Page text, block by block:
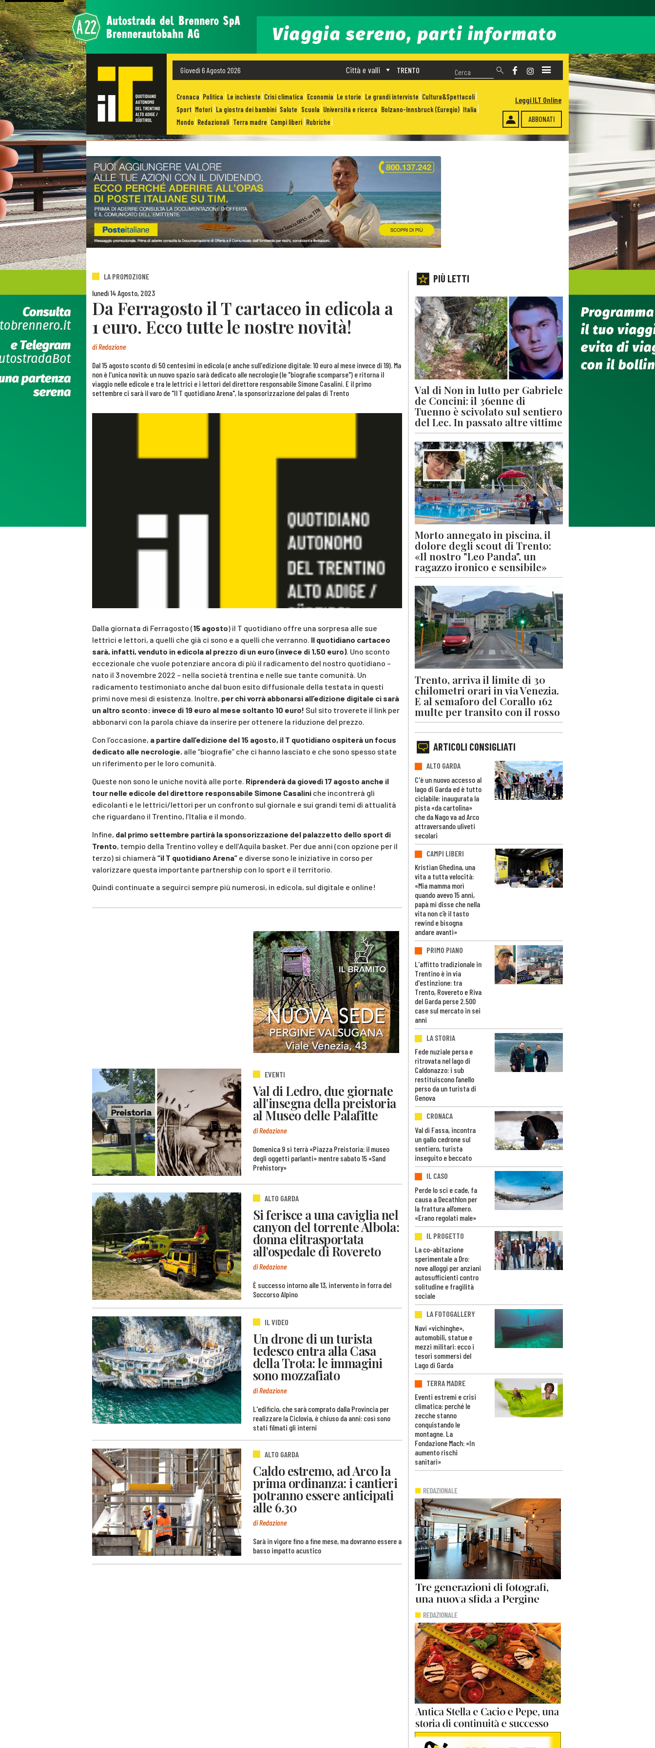
Giovedì 6 Agosto 2026 TRENTO
Città e valli
Cronaca Politica Le inchieste Crisi climatica Economia Le storie Le grandi interviste Cultura&Spettacoli
Sport Motori La giostra dei bambini Salute Scuola Università e ricerca Bolzano-Innsbruck (Euregio) Italia
Mondo Redazionali Terra madre Campi liberi Rubriche ABBONATI
Leggi ILT Online
LA PROMOZIONE
lunedì 14 Agosto, 2023
Da Ferragosto il T cartaceo in edicola a
1 euro. Ecco tutte le nostre novità!
diRedazione
Dal 15 agosto sconto di 50 centesimi in edicola (e anche sull'edizione digitale: 10 euro al mese invece di 19). Ma
non è l'unica novità: un nuovo spazio sarà dedicato alle necrologie (le "biografie scomparse") e ritorna il
viaggio nelle edicole e tra le lettrici e i lettori del direttore responsabile Simone Casalini. E il primo
settembre ci sarà il varo de "Il T quotidiano Arena", la sponsorizzazione del palas di Trento
Dalla giornata di Ferragosto (15 agosto) il T quotidiano offre una sorpresa alle sue
lettrici e lettori, a quelli che già ci sono e a quelli che verranno. Il quotidiano cartaceo
sarà, infatti, venduto in edicola al prezzo di un euro (invece di 1,50 euro). Uno sconto
eccezionale che vuole potenziare ancora di più il radicamento del nostro quotidiano –
nato il 3 novembre 2022 – nella società trentina e nelle sue tante comunità. Un
radicamento testimoniato anche dal buon esito diffusionale della testata in questi
primi nove mesi di esistenza. Inoltre, per chi vorrà abbonarsi all’edizione digitale ci sarà
un altro sconto: invece di 19 euro al mese soltanto 10 euro! Sul sito troverete il link per
abbonarvi con la parola chiave da inserire per ottenere la riduzione del prezzo.
Con l’occasione, a partire dall’edizione del 15 agosto, il T quotidiano ospiterà un focus
dedicato alle necrologie, alle “biografie” che ci hanno lasciato e che sono spesso state
un riferimento per le loro comunità.
Queste non sono le uniche novità alle porte. Riprenderà da giovedì 17 agosto anche il
tour nelle edicole del direttore responsabile Simone Casalini che incontrerà gli
edicolanti e le lettrici/lettori per un confronto sul giornale e sui grandi temi di attualità
che riguardano il Trentino, l’Italia e il mondo.
Infine, dal primo settembre partirà la sponsorizzazione del palazzetto dello sport di
Trento, tempio della Trentino volley e dell’Aquila basket. Per due anni (con opzione per il
terzo) si chiamerà “il T quotidiano Arena” e diverse sono le iniziative in corso per
valorizzare questa importante partnership con lo sport e il territorio.
Quindi continuate a seguirci sempre più numerosi, in edicola, sul digitale e online!
EVENTI
Val di Ledro, due giornate
all'insegna della preistoria
al Museo delle Palafitte
di Redazione
Domenica 9 si terrà «Piazza Preistoria: il museo
degli oggetti parlanti» mentre sabato 15 «Sand
Prehistory»
ALTO GARDA
Si ferisce a una caviglia nel
canyon del torrente Albola:
donna elitrasportata
all'ospedale di Rovereto
di Redazione
È successo intorno alle 13, intervento in forra del
Soccorso Alpino
IL VIDEO
Un drone di un turista
tedesco entra alla Casa
della Trota: le immagini
sono mozzafiato
di Redazione
L'edificio, che sarà comprato dalla Provincia per
realizzare la Ciclovia, è chiuso da anni: così sono
stati filmati gli interni
ALTO GARDA
Caldo estremo, ad Arco la
prima ordinanza: i cantieri
potranno essere anticipati
alle 6.30
di Redazione
Sarà in vigore fino a fine mese, ma dovranno essere a
basso impatto acustico
PIÙ LETTI
Val di Non in lutto per Gabriele
de Concini: il 36enne di
Tuenno è scivolato sul sentiero
del Lec. In passato altre vittime
Morto annegato in piscina, il
dolore degli scout di Trento:
«Il nostro "Leo Panda", un
ragazzo ironico e sensibile»
Trento, arriva il limite di 30
chilometri orari in via Venezia.
E al semaforo del Corallo 162
multe per transito con il rosso
ARTICOLI CONSIGLIATI
ALTO GARDA
C'è un nuovo accesso al
lago di Garda ed è tutto
ciclabile: inaugurata la
pista «da cartolina»
che da Nago va ad Arco
attraversando uliveti
secolari
CAMPI LIBERI
Kristian Ghedina, una
vita a tutta velocità:
«Mia mamma morì
quando avevo 15 anni,
papà mi disse che nella
vita non c’è il tasto
rewind e bisogna
andare avanti»
PRIMO PIANO
L'affitto tradizionale in
Trentino è in via
d'estinzione: tra
Trento, Rovereto e Riva
del Garda perse 2.500
case sul mercato in sei
anni
LA STORIA
Fede nuziale persa e
ritrovata nel lago di
Caldonazzo: i sub
restituiscono l’anello
perso da un turista di
Genova
CRONACA
Val di Fassa, incontra
un gallo cedrone sul
sentiero, turista
inseguito e beccato
IL CASO
Perde lo sci e cade, fa
causa a Decathlon per
la frattura all’omero.
«Erano regolati male»
IL PROGETTO
La co-abitazione
sperimentale a Dro:
nove alloggi per anziani
autosufficienti contro
solitudine e fragilità
sociale
LA FOTOGALLERY
Navi «vichinghe»,
automobili, statue e
mezzi militari: ecco i
tesori sommersi del
Lago di Garda
TERRA MADRE
Eventi estremi e crisi
climatica: perché le
zecche stanno
conquistando le
montagne. La
Fondazione Mach: «In
aumento rischi
sanitari»